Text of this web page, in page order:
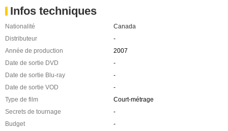
Infos techniques
Nationalité
Canada
Distributeur
-
Année de production
2007
Date de sortie DVD
-
Date de sortie Blu-ray
-
Date de sortie VOD
-
Type de film
Court-métrage
Secrets de tournage
-
Budget
-